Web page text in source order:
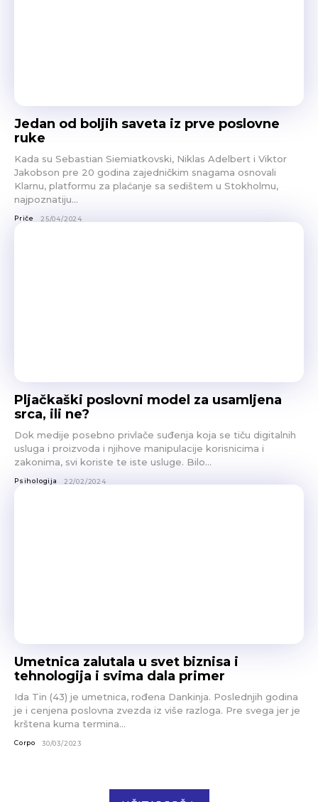
Jedan od boljih saveta iz prve poslovne
ruke
Kada su Sebastian Siemiatkovski, Niklas Adelbert i Viktor
Jakobson pre 20 godina zajedničkim snagama osnovali
Klarnu, platformu za plaćanje sa sedištem u Stokholmu,
najpoznatiju...
Priče 25/04/2024
Pljačkaški poslovni model za usamljena
srca, ili ne?
Dok medije posebno privlače suđenja koja se tiču digitalnih
usluga i proizvoda i njihove manipulacije korisnicima i
zakonima, svi koriste te iste usluge. Bilo...
Psihologija 22/02/2024
Umetnica zalutala u svet biznisa i
tehnologija i svima dala primer
Ida Tin (43) je umetnica, rođena Dankinja. Poslednjih godina
je i cenjena poslovna zvezda iz više razloga. Pre svega jer je
krštena kuma termina...
Corpo 30/03/2023